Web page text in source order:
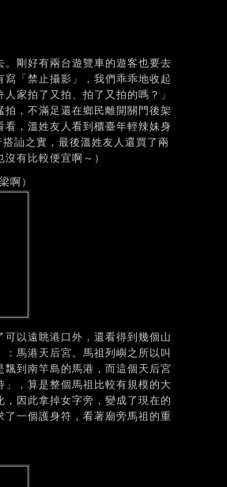
剛好有兩台遊覽車的遊客也要去
「禁止攝影」，我們乖乖地收起
家拍了又拍、拍了又拍的嗎？」
，不滿足還在鄉民離開關門後架
，溫姓友人看到櫃臺年輕辣妹身
訕之實，最後溫姓友人還買了兩
有比較便宜啊～）
啊）
以遠眺港口外，還看得到幾個山
馬港天后宮。馬祖列嶼之所以叫
到南竿島的馬港，而這個天后宮
，算是整個馬祖比較有規模的大
因此拿掉女字旁，變成了現在的
一個護身符，看著廟旁馬祖的重